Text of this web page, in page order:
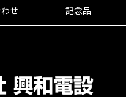
せ 記念品